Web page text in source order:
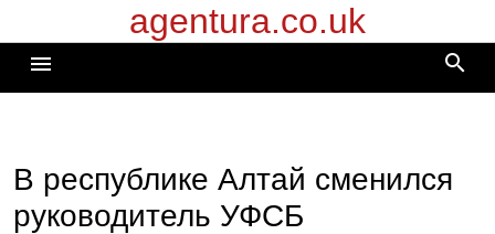
к
содержимому
agentura.co.uk
menu search
В республике Алтай сменился
руководитель УФСБ